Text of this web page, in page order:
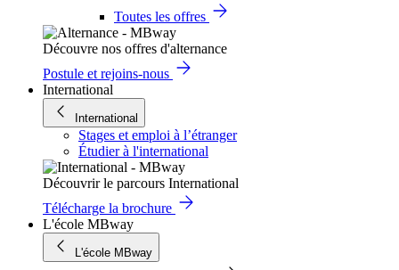
Toutes les offres
Découvre nos offres d'alternance
Postule et rejoins-nous
International
International
Stages et emploi à l’étranger
Étudier à l'international
Découvrir le parcours International
Télécharge la brochure
L'école MBway
L'école MBway